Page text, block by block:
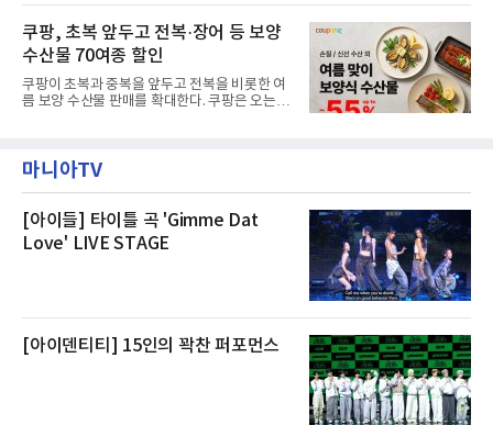
것으로 확인됐다”고 설명했다.이어 “정확한 화
재 원인은 추후 조사될
으로 여유로운 저녁 시간부터 호텔 스테이를 시
작할 수 있도록 준비됐다.앰배서더 서울 풀만 호
텔 측은 “퇴근 후 또는 주말 도심 속에서 짧지만
온전한 휴식을 원하는 고객들에게 특별한 경험
을 제공한다”고 밝혔다.패키지는 디럭스와 이그
제큐티브 두 가지 타입으로 구성된다. 디럭스 패
키지는 객실 1박(룸 온리)으로 심플한 호캉스를
스 센터 사우나 2인 이용 혜택이 포함된다.특히
클럽 앰배서더 라운지
쿠팡, 초복 앞두고 전복·장어 등 보양
수산물 70여종 할인
쿠팡이 초복과 중복을 앞두고 전복을 비롯한 여
름 보양 수산물 판매를 확대한다. 쿠팡은 오는
우 등이 포함됐다. 쿠팡은 올해 큰 크기의 전복
생산량이 늘어난 점을 반영해 주요 산지 상품을
전복은 산지에서 채취한 뒤 전국으로 직송되는
방식으로 운영된다. 신선도가 중요한 상품인 만
큼 이르면 다음 날 오전 배송이 가능하도록 물류
마니아TV
[아이들] 타이틀 곡 'Gimme Dat
Love' LIVE STAGE
[아이덴티티] 15인의 꽉찬 퍼포먼스